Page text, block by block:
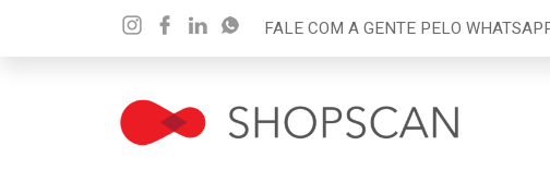
FALE COM A GENTE PELO